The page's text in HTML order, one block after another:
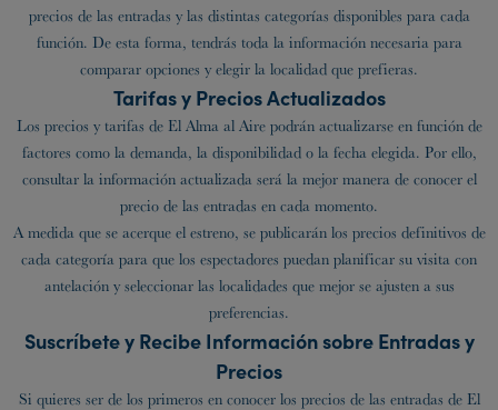
precios de las entradas y las distintas categorías disponibles para cada
función. De esta forma, tendrás toda la información necesaria para
comparar opciones y elegir la localidad que prefieras.
Tarifas y Precios Actualizados
Los precios y tarifas de El Alma al Aire podrán actualizarse en función de
factores como la demanda, la disponibilidad o la fecha elegida. Por ello,
consultar la información actualizada será la mejor manera de conocer el
precio de las entradas en cada momento.
A medida que se acerque el estreno, se publicarán los precios definitivos de
cada categoría para que los espectadores puedan planificar su visita con
antelación y seleccionar las localidades que mejor se ajusten a sus
preferencias.
Suscríbete y Recibe Información sobre Entradas y
Precios
Si quieres ser de los primeros en conocer los precios de las entradas de El